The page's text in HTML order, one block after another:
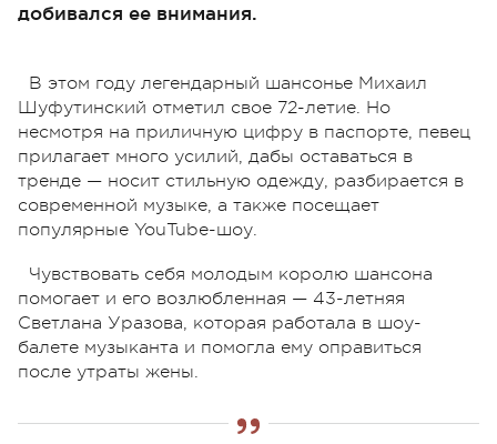
добивался ее внимания.
В этом году легендарный шансонье Михаил
Шуфутинский отметил свое 72-летие. Но
несмотря на приличную цифру в паспорте, певец
прилагает много усилий, дабы оставаться в
тренде — носит стильную одежду, разбирается в
современной музыке, а также посещает
популярные YouTube-шоу.
Чувствовать себя молодым королю шансона
помогает и его возлюбленная — 43-летняя
Светлана Уразова, которая работала в шоу-
балете музыканта и помогла ему оправиться
после утраты жены.